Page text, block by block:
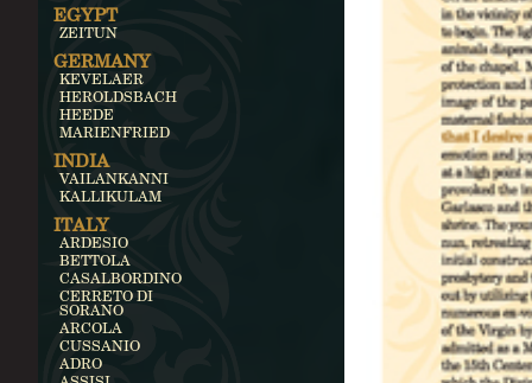
EGYPT
ZEITUN
GERMANY
KEVELAER
HEROLDSBACH
HEEDE
MARIENFRIED
INDIA
VAILANKANNI
KALLIKULAM
ITALY
ARDESIO
BETTOLA
CASALBORDINO
CERRETO DI
SORANO
ARCOLA
CUSSANIO
ADRO